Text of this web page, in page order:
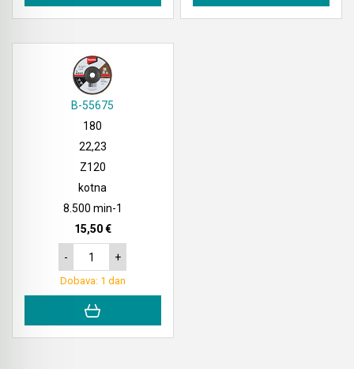
B-55675
180
22,23
Z120
kotna
8.500 min-1
15,50 €
- +
Dobava: 1 dan
Akumulatorske hladilno grelne torbe
Akumulatorske vakumske črpalke za klime
Akumulatorski detektorji
Akumulatorski vezalci in rezalniki armature &
Akumulatorska mikrovalovna pečica
Akumulatorski čistilniki
Ščetke MAKITA